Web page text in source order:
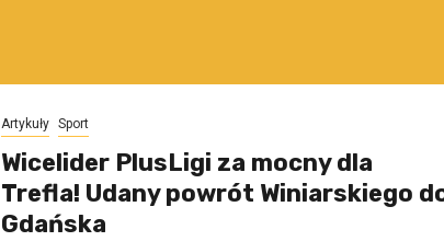
Artykuły Sport
Wicelider PlusLigi za mocny dla
Trefla! Udany powrót Winiarskiego
Gdańska